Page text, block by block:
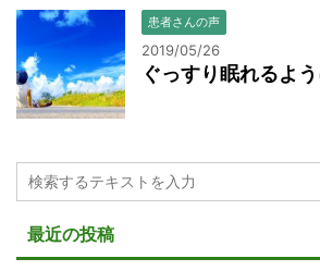
患者さんの声
2019/05/26
ぐっすり眠れるよ
最近の投稿